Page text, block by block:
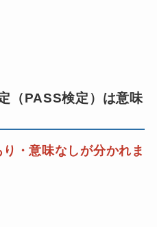
（PASS検定）は意味
・意味なしが分かれま